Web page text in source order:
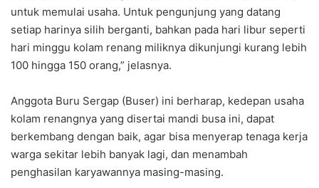
untuk memulai usaha. Untuk pengunjung yang datang
setiap harinya silih berganti, bahkan pada hari libur seperti
hari minggu kolam renang miliknya dikunjungi kurang lebih
100 hingga 150 orang,” jelasnya.
Anggota Buru Sergap (Buser) ini berharap, kedepan usaha
kolam renangnya yang disertai mandi busa ini, dapat
berkembang dengan baik, agar bisa menyerap tenaga kerja
warga sekitar lebih banyak lagi, dan menambah
penghasilan karyawannya masing-masing.